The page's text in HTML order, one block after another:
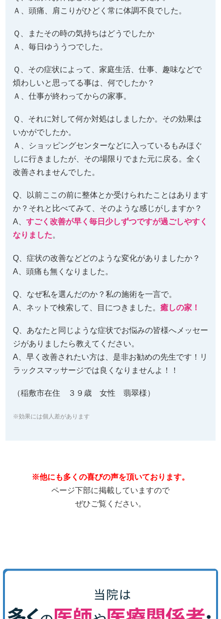
Ａ、頭痛、肩こりがひどく常に体調不良でした。
Ｑ、またその時の気持ちはどうでしたか
Ａ、毎日ゆううつでした。
Ｑ、その症状によって、家庭生活、仕事、趣味などで
煩わしいと思ってる事は、何でしたか？
Ａ、仕事が終わってからの家事。
Ｑ、それに対して何か対処はしましたか。その効果は
いかがでしたか。
Ａ、ショッピングセンターなどに入っているもみほぐ
しに行きましたが、その場限りでまた元に戻る。全く
改善されませんでした。
Q、以前ここの前に整体とか受けられたことはあります
か？それと比べてみて、そのような感じがしますか？
A、 すごく改善が早く毎日少しずつですが過ごしやすく
なりました。
Q、症状の改善などどのような変化がありましたか？
A、頭痛も無くなりました。
Q、なぜ私を選んだのか？私の施術を一言で。
A、ネットで検索して、目につきました。 癒しの家！
Q、あなたと同じような症状でお悩みの皆様へメッセー
ジがありましたら教えてください。
A、早く改善されたい方は、是非お勧めの先生です！リ
ラックスマッサージでは良くなりませんよ！！
（稲敷市在住 ３９歳 女性 翡翠様）
※効果には個人差があります
※他にも多くの喜びの声を頂いております。
ページ下部に掲載していますので
ぜひご覧ください。